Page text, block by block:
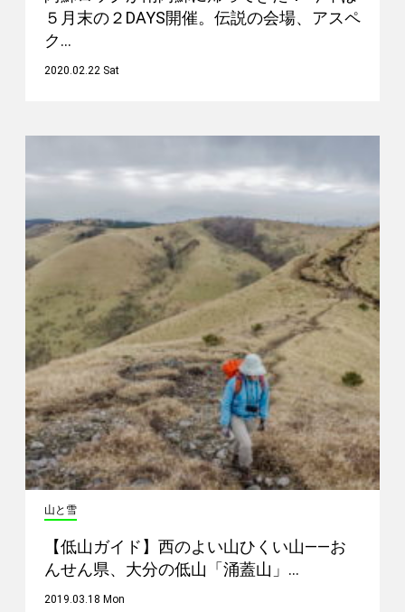
５月末の２DAYS開催。伝説の会場、アスペ
ク…
2020.02.22 Sat
山と雪
【低山ガイド】西のよい山ひくい山——お
んせん県、大分の低山「涌蓋山」…
2019.03.18 Mon